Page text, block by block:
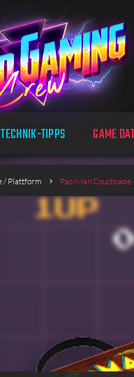
TECHNIK-TIPPS GAME
/ Plattform Pac-Man